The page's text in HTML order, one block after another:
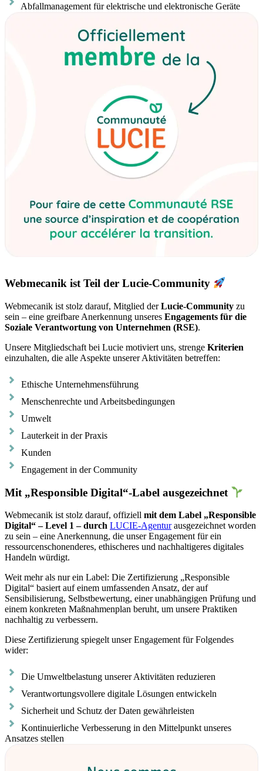
Abfallmanagement für elektrische und elektronische Geräte
Webmecanik ist Teil der Lucie-Community
Webmecanik ist stolz darauf, Mitglied derLucie-Community zu
sein – eine greifbare Anerkennung unseres Engagements für die
Soziale Verantwortung von Unternehmen (RSE).
Unsere Mitgliedschaft bei Lucie motiviert uns, strenge Kriterien
einzuhalten, die alle Aspekte unserer Aktivitäten betreffen:
Ethische Unternehmensführung
Menschenrechte und Arbeitsbedingungen
Umwelt
Lauterkeit in der Praxis
Kunden
Engagement in der Community
Mit „Responsible Digital“-Label ausgezeichnet
Webmecanik ist stolz darauf, offiziell mit dem Label „Responsible
Digital“ – Level 1 – durch LUCIE-Agenturausgezeichnet worden
zu sein – eine Anerkennung, die unser Engagement für ein
ressourcenschonenderes, ethischeres und nachhaltigeres digitales
Handeln würdigt.
Weit mehr als nur ein Label: Die Zertifizierung „Responsible
Digital“ basiert auf einem umfassenden Ansatz, der auf
Sensibilisierung, Selbstbewertung, einer unabhängigen Prüfung und
einem konkreten Maßnahmenplan beruht, um unsere Praktiken
nachhaltig zu verbessern.
Diese Zertifizierung spiegelt unser Engagement für Folgendes
wider:
Die Umweltbelastung unserer Aktivitäten reduzieren
Verantwortungsvollere digitale Lösungen entwickeln
Sicherheit und Schutz der Daten gewährleisten
Kontinuierliche Verbesserung in den Mittelpunkt unseres
Ansatzes stellen